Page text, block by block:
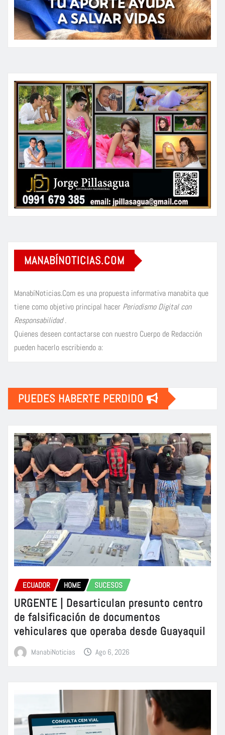
MANABÍNOTICIAS.COM
ManabíNoticias.Com es una propuesta informativa manabita que
tiene como objetivo principal hacer Periodismo Digital con
Responsabilidad.
Quienes deseen contactarse con nuestro Cuerpo de Redacción
pueden hacerlo escribiendo a:
PUEDES HABERTE PERDIDO
ECUADOR HOME SUCESOS
URGENTE | Desarticulan presunto centro
de falsificación de documentos
vehiculares que operaba desde Guayaquil
ManabiNoticias Ago 6, 2026